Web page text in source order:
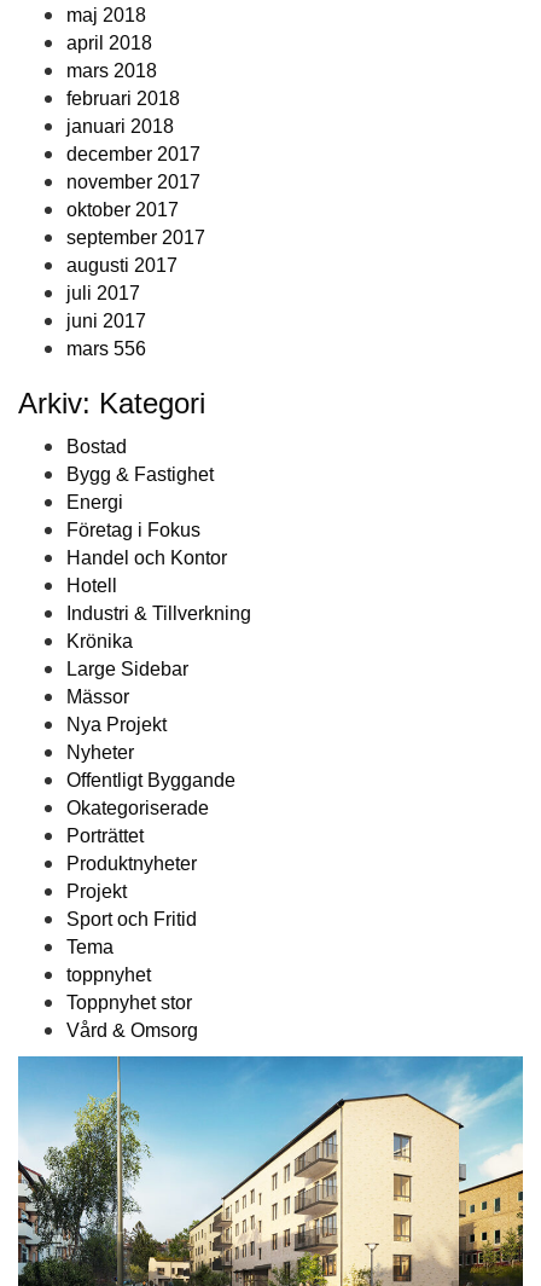
maj 2018
april 2018
mars 2018
februari 2018
januari 2018
december 2017
november 2017
oktober 2017
september 2017
augusti 2017
juli 2017
juni 2017
mars 556
Arkiv: Kategori
Bostad
Bygg & Fastighet
Energi
Företag i Fokus
Handel och Kontor
Hotell
Industri & Tillverkning
Krönika
Large Sidebar
Mässor
Nya Projekt
Nyheter
Offentligt Byggande
Okategoriserade
Porträttet
Produktnyheter
Projekt
Sport och Fritid
Tema
toppnyhet
Toppnyhet stor
Vård & Omsorg